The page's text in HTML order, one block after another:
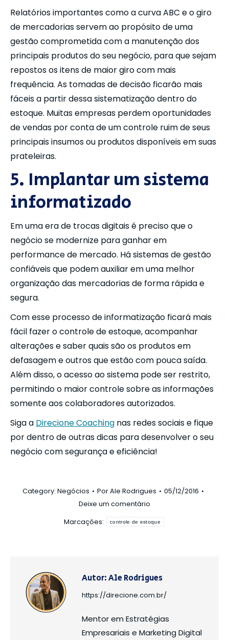
Relatórios importantes como a curva ABC e o giro
de mercadorias servem ao propósito de uma
gestão comprometida com a manutenção dos
principais produtos do seu negócio, para que sejam
repostos os itens de maior giro com mais
frequência. As tomadas de decisão ficarão mais
fáceis a partir dessa sistematização dentro do
estoque. Muitas empresas perdem oportunidades
de vendas por conta de um controle ruim de seus
principais insumos ou produtos disponíveis em suas
prateleiras.
5. Implantar um sistema
informatizado
Em uma era de trocas digitais é preciso que o
negócio se modernize para ganhar em
performance de mercado. Há sistemas de gestão
confiáveis que podem auxiliar em uma melhor
organização das mercadorias de forma rápida e
segura.
Com esse processo de informatização ficará mais
fácil fazer o controle de estoque, acompanhar
alterações e saber quais são os produtos em
defasagem e outros que estão com pouca saída.
Além disso, o acesso ao sistema pode ser restrito,
permitindo o maior controle sobre as informações
somente aos colaboradores autorizados.
Siga a Direcione Coaching nas redes sociais e fique
por dentro de outras dicas para desenvolver o seu
negócio com segurança e eficiência!
Category: Negócios PorAle Rodrigues
05/12/2016
Deixe um comentário
Marcações:
controle de estoque
Autor:Ale Rodrigues
https://direcione.com.br/
Mentor em Estratégias
Empresariais e Marketing Digital